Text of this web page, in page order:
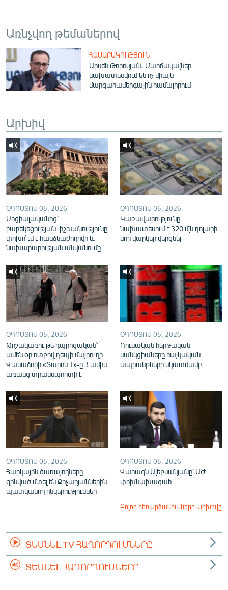
ՏԵՍԱՆՅՈՒԹԵՐ
ԲԱՆԱՎԵՃ
ՁԳՏԵԼՈՎ ԼԱՎԱԳՈՒՅՆԻՆ
Հայերեն
English
Русский
ՀԵՏԵՎԵՔ ՄԵԶ
Առնչվող թեմաներով
ՀԱՍԱՐԱԿՈՒԹՅՈՒՆ
Արսեն Թորոսյան․ Մահճակալներ
նախատեսվում են ոչ միայն
մարզահամերգային համալիրում
Արխիվ
ՕԳՈՍՏՈՍ 05, 2026
Սոցիալականից՝
բարեկեցության. իշխանությունը
փոխո՞ւմ է հանձնաժողովի և
նախարարության անվանումը
ՕԳՈՍՏՈՍ 05, 2026
Կառավարությունը
նախատեսում է 320 մլն դոլարի
նոր վարկեր վերցնել
ՕԳՈՍՏՈՍ 05, 2026
Թոշակառու թե դպրոցական՝
ամեն օր ոտքով դեպի մայրուղի.
Վանաձորի «Տարոն 1»-ը 3 ամիս
առանց տրանսպորտի է
ՕԳՈՍՏՈՍ 05, 2026
Ռուսական հերթական
սանկցիաները հայկական
ապրանքների նկատմամբ
ՕԳՈՍՏՈՍ 05, 2026
Հարկային ծառայողները
զինված մտել են Քոչարյաններին
պատկանող ընկերություններ
ՕԳՈՍՏՈՍ 05, 2026
Վահագն Ալեքսանյանը՝ ԱԺ
փոխնախագահ
Բոլոր հեռարձակումների արխիվը
ՏԵՍՆԵԼ TV ՀԱՂՈՐԴՈՒՄՆԵՐԸ
ՏԵՍՆԵԼ ՀԱՂՈՐԴՈՒՄՆԵՐԸ